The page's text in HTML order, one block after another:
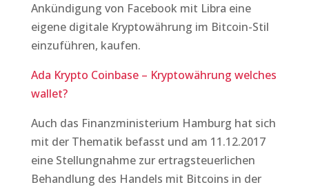
Ankündigung von Facebook mit Libra eine
eigene digitale Kryptowährung im Bitcoin-Stil
einzuführen, kaufen.
Ada Krypto Coinbase – Kryptowährung welches
wallet?
Auch das Finanzministerium Hamburg hat sich
mit der Thematik befasst und am 11.12.2017
eine Stellungnahme zur ertragsteuerlichen
Behandlung des Handels mit Bitcoins in der